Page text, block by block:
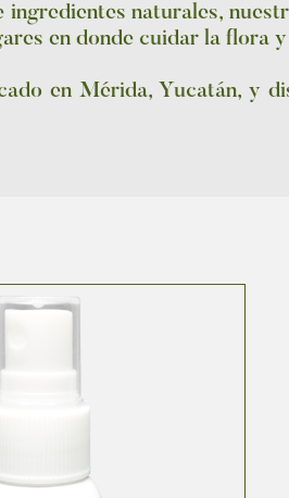
ingredientes naturales,
en donde cuidar la flora
en Mérida, Yucatán, y